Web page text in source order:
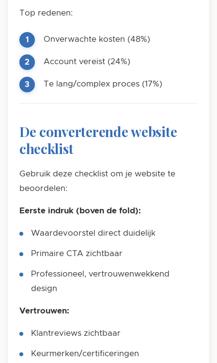
Top redenen:
Onverwachte kosten (48%)
Account vereist (24%)
Te lang/complex proces (17%)
De converterende website
checklist
Gebruik deze checklist om je website te
beoordelen:
Eerste indruk (boven de fold):
Waardevoorstel direct duidelijk
Primaire CTA zichtbaar
Professioneel, vertrouwenwekkend
design
Vertrouwen:
Klantreviews zichtbaar
Keurmerken/certificeringen